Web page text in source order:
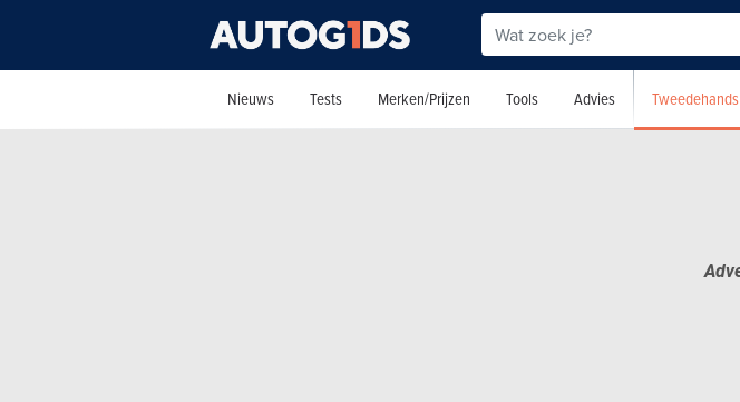
Nieuws Tests Merken/Prijzen Tools Advies Tweedehands